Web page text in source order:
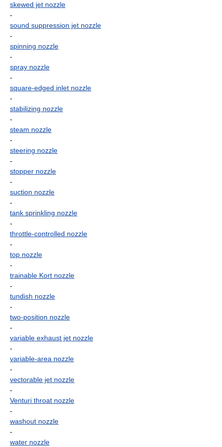
skewed jet nozzle
-
sound suppression jet nozzle
-
spinning nozzle
-
spray nozzle
-
square-edged inlet nozzle
-
stabilizing nozzle
-
steam nozzle
-
steering nozzle
-
stopper nozzle
-
suction nozzle
-
tank sprinkling nozzle
-
throttle-controlled nozzle
-
top nozzle
-
trainable Kort nozzle
-
tundish nozzle
-
two-position nozzle
-
variable exhaust jet nozzle
-
variable-area nozzle
-
vectorable jet nozzle
-
Venturi throat nozzle
-
washout nozzle
-
water nozzle